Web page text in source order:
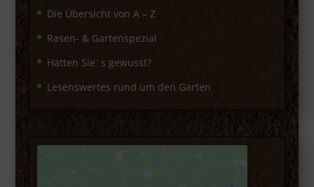
Die Übersicht von A – Z
Rasen- & Gartenspezial
Hätten Sie´s gewusst?
Lesenswertes rund um den Garten